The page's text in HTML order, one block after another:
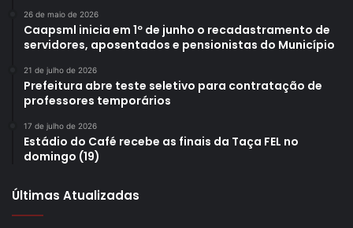
26 de maio de 2026
Caapsml inicia em 1º de junho o recadastramento de
servidores, aposentados e pensionistas do Município
21 de julho de 2026
Prefeitura abre teste seletivo para contratação de
professores temporários
17 de julho de 2026
Estádio do Café recebe as finais da Taça FEL no
domingo (19)
Últimas Atualizadas